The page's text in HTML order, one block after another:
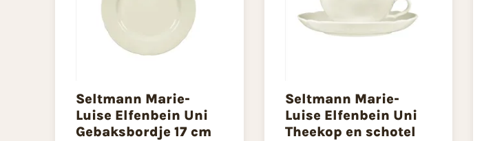
Seltmann Marie-
Luise Elfenbein Uni
Gebaksbordje 17 cm
Seltmann Marie-
Luise Elfenbein Uni
Theekop en schotel